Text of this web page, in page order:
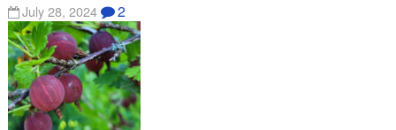
July 28, 2024 2